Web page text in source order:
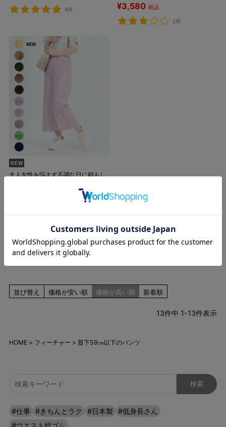
4件 ¥3,580 税込
1件
大人女性を悩ます不調な日に頼もし
[SALE][テレビドラマ着用] 新
色登場！きちんとラクしたい日
6,500 のところ
¥3,480 税込
並び替え 価格が安い順 価格が高い順 新着順
13件中 1-13件表示
HOME フィーチャー 股下59㎝以下のパンツ
#仕事 #きちんとラク #日本製
#低身長さん
#ウエスト総ゴム